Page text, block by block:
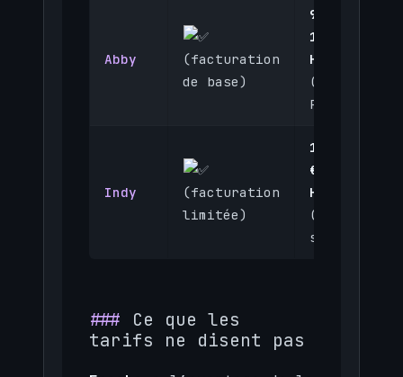
Abby
(facturation
de base)
9,99 à
19,99 €
HT/mois
(Pro /
Premium)
Indy
(facturation
limitée)
12 à 24
€
HT/mois
(selon
statut)
Ce que les
tarifs ne disent pas